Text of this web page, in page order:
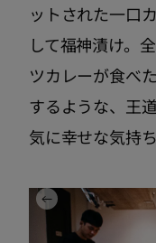
ットされた一口
して福神漬け。
ツカレーが食べ
するような、王
気に幸せな気持